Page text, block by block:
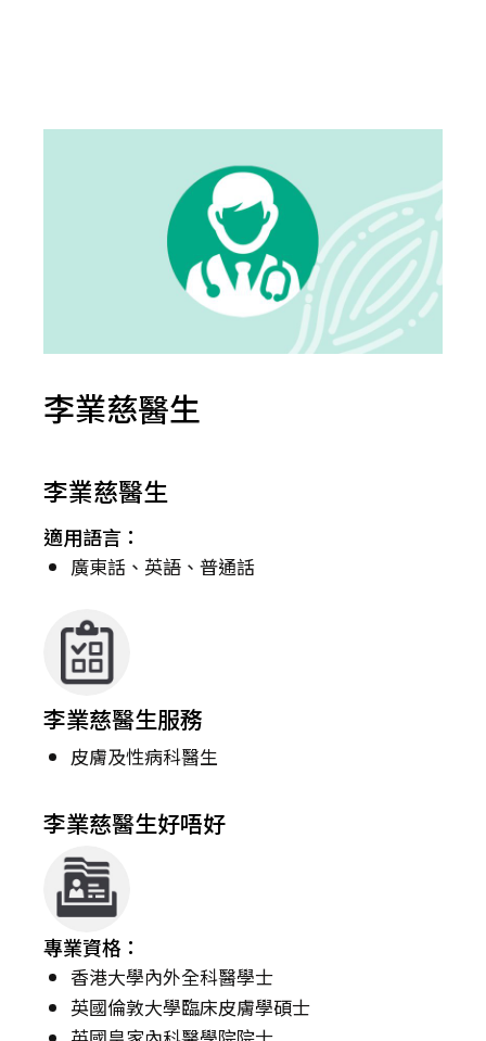
李業慈醫生
李業慈醫生
適用語言：
廣東話、英語、普通話
李業慈醫生服務
皮膚及性病科醫生
李業慈醫生好唔好
專業資格：
香港大學內外全科醫學士
英國倫敦大學臨床皮膚學碩士